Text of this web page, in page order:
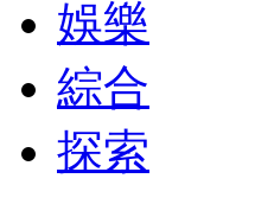
娛樂
綜合
探索